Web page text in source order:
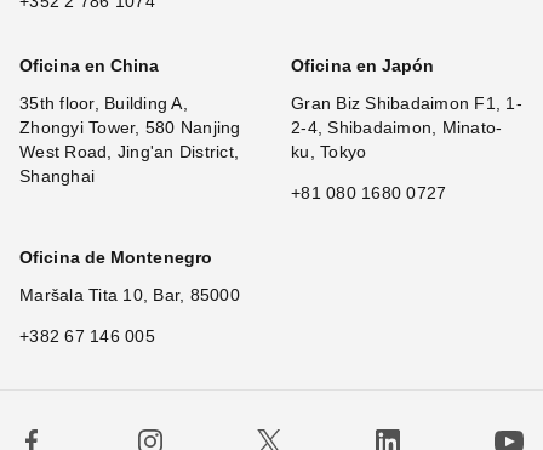
Oficina en China
35th floor, Building A,
Zhongyi Tower, 580 Nanjing
West Road, Jing'an District,
Shanghai
Oficina en Japón
Gran Biz Shibadaimon F1, 1-
2-4, Shibadaimon, Minato-
ku, Tokyo
+81 080 1680 0727
Oficina de Montenegro
Maršala Tita 10, Bar, 85000
+382 67 146 005